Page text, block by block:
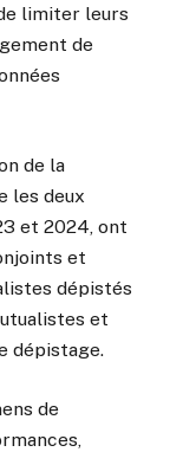
limiter leurs
de
de la
les deux
et 2024, ont
et
dépistés
et
dépistage.
de